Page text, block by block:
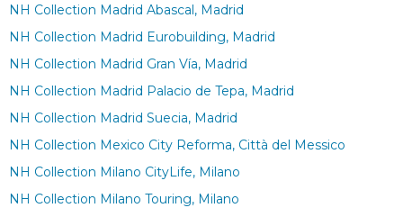
NH Collection Madrid Abascal, Madrid
NH Collection Madrid Eurobuilding, Madrid
NH Collection Madrid Gran Vía, Madrid
NH Collection Madrid Palacio de Tepa, Madrid
NH Collection Madrid Suecia, Madrid
NH Collection Mexico City Reforma, Città del Messico
NH Collection Milano CityLife, Milano
NH Collection Milano Touring, Milano